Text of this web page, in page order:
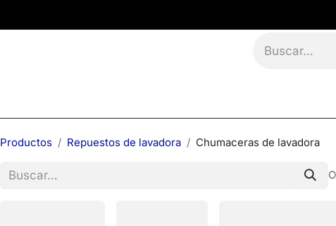
Productos Repuestos de lavadora Chumaceras de lavadora